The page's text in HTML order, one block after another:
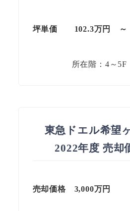
坪単価 102.3万円
所在階：4～
東急ドエル希望
2022年度 売却
売却価格 3,000万円